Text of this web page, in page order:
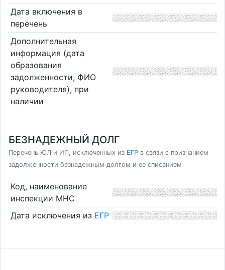
Дата включения в
перечень
Дополнительная
информация (дата
образования
задолженности, ФИО
руководителя), при
наличии
БЕЗНАДЕЖНЫЙ ДОЛГ
Перечень ЮЛ и ИП, исключенных из ЕГР в связи с признанием
задолженности безнадежным долгом и ее списанием
Код, наименование
инспекции МНС
Дата исключения из ЕГР